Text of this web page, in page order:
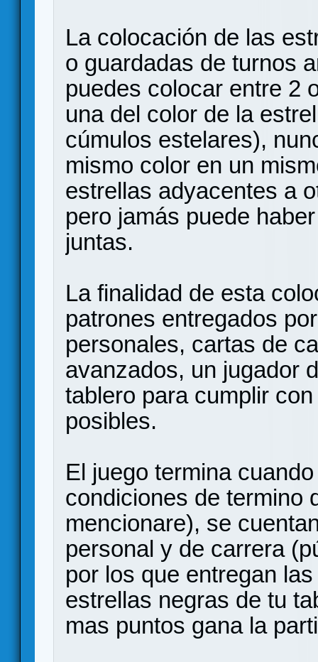
La colocación de las
o guardadas de turnos
puedes colocar entre 2
una del color de la
cúmulos estelares),
mismo color en un
estrellas adyacentes a
pero jamás puede
juntas.
La finalidad de esta
patrones entregados
personales, cartas de
avanzados, un jugador
tablero para cumplir
posibles.
El juego termina
condiciones de termino
mencionare), se
personal y de carrera
por los que entregan
estrellas negras de tu
mas puntos gana la